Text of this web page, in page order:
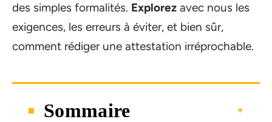
des simples formalités. Explorez avec nous les
exigences, les erreurs à éviter, et bien sûr,
comment rédiger une attestation irréprochable.
Sommaire